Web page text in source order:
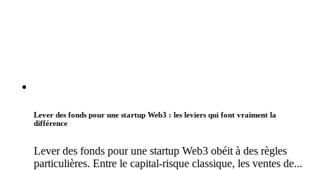
Lever des fonds pour une startup Web3 : les leviers qui font vraiment la
différence
Lever des fonds pour une startup Web3 obéit à des règles
particulières. Entre le capital-risque classique, les ventes de...